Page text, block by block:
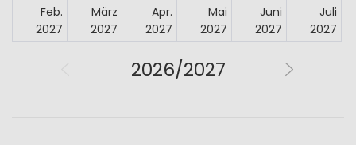
Feb.
2027
März
2027
Apr.
2027
Mai
2027
Juni
2027
Juli
2027
2026/2027